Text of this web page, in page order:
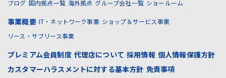
ブログ 国内拠点一覧 海外拠点 グループ会社一覧 ショールーム
事業概要 IT・ネットワーク事業 ショップ＆サービス事業
リース・サブリース事業
プレミアム会員制度 代理店について 採用情報 個人情報保護方針
カスタマーハラスメントに対する基本方針 免責事項